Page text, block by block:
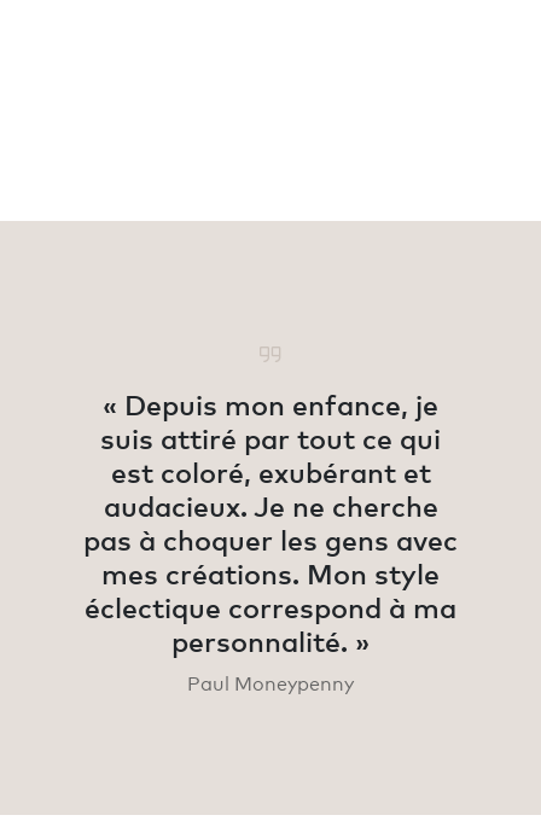
« Depuis mon enfance, je
suis attiré par tout ce qui
est coloré, exubérant et
audacieux. Je ne cherche
pas à choquer les gens avec
mes créations. Mon style
éclectique correspond à ma
personnalité. »
Paul Moneypenny